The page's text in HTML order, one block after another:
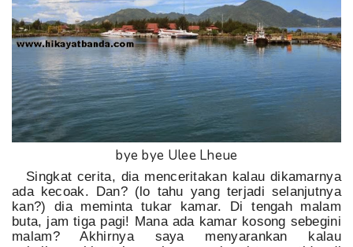
bye bye Ulee Lheue
Singkat cerita, dia menceritakan kalau dikamarnya
ada kecoak. Dan? (lo tahu yang terjadi selanjutnya
kan?) dia meminta tukar kamar. Di tengah malam
buta, jam tiga pagi! Mana ada kamar kosong sebegini
malam? Akhirnya saya menyarankan kalau